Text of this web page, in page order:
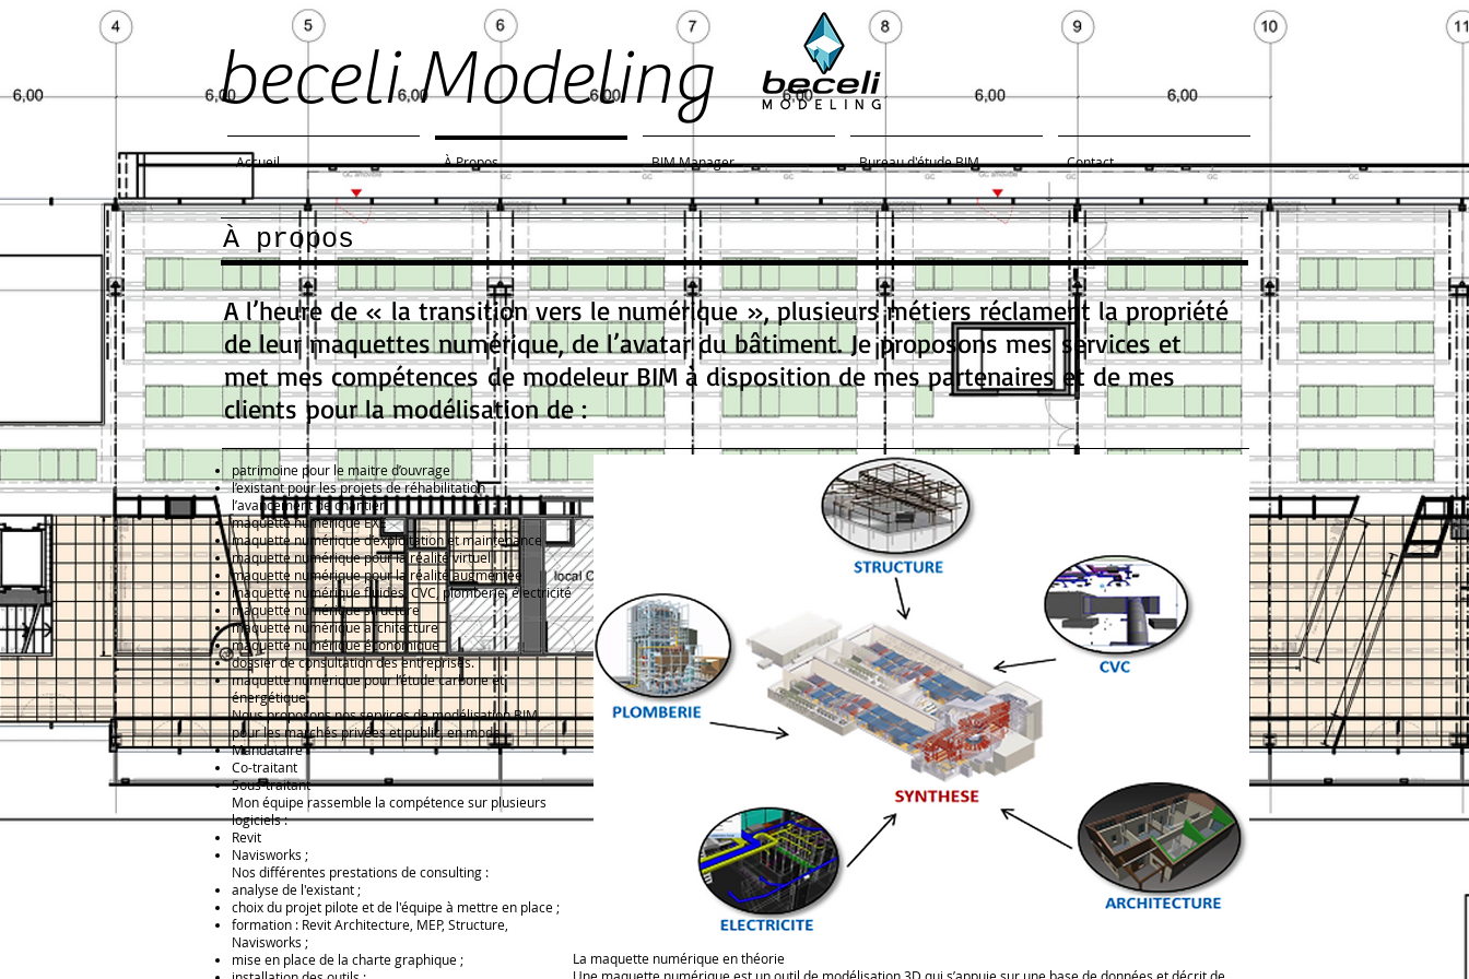
beceli Modeling
Accueil À Propos BIM Manager Bureau d'étude BIM Contact
À propos
A l’heure de « la transition vers le numérique », plusieurs métiers réclament la propriété
de leur maquettes numérique, de l’avatar du bâtiment. Je proposons mes services et
met mes compétences de modeleur BIM à disposition de mes partenaires et de mes
clients pour la modélisation de :
patrimoine pour le maitre d’ouvrage
l’existant pour les projets de réhabilitation
l’avancement de chantier
maquette numérique EXE
maquette numérique d’exploitation et maintenance
maquette numérique pour la réalité virtuel
maquette numérique pour la réalité augmentée
maquette numérique fluides, CVC, plomberie, électricité
maquette numérique structure
maquette numérique architecture
maquette numérique économique
dossier de consultation des entreprises.
maquette numérique pour l’étude carbone et
énergétique
Nous proposons nos services de modélisation BIM,
pour les marchés privées et public, en mode :
Mandataire
Co-traitant
Sous-traitant
Mon équipe rassemble la compétence sur plusieurs
logiciels :
Revit
Navisworks ;
Nos différentes prestations de consulting :
analyse de l'existant ;
choix du projet pilote et de l'équipe à mettre en place ;
formation : Revit Architecture, MEP, Structure,
Navisworks ;
mise en place de la charte graphique ;
La maquette numérique en théorie